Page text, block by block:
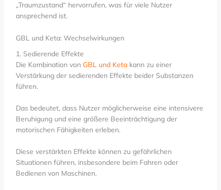
„Traumzustand“ hervorrufen, was für viele Nutzer
ansprechend ist.
GBL und Keta: Wechselwirkungen
1. Sedierende Effekte
Die Kombination von GBL und Ketakann zu einer
Verstärkung der sedierenden Effekte beider Substanzen
führen.
Das bedeutet, dass Nutzer möglicherweise eine intensivere
Beruhigung und eine größere Beeinträchtigung der
motorischen Fähigkeiten erleben.
Diese verstärkten Effekte können zu gefährlichen
Situationen führen, insbesondere beim Fahren oder
Bedienen von Maschinen.